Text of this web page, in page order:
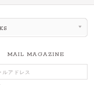
MAIL MAGAZINE